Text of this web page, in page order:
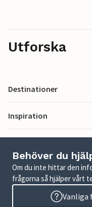
Utforska
Destinationer
Inspiration
Behöver du
Om du inte hittar den
frågorna så hjälper vårt
Vanliga